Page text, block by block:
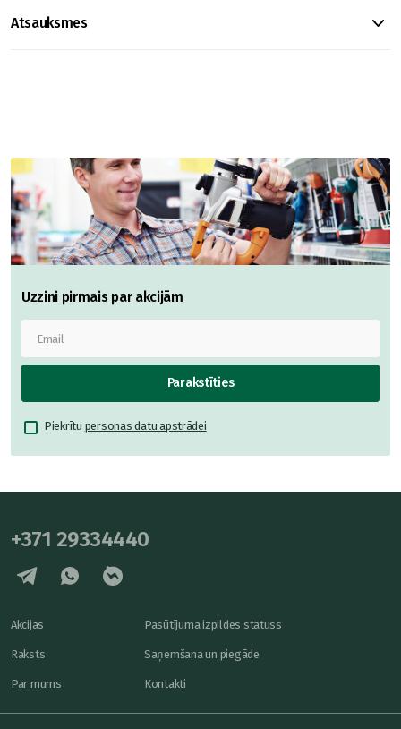
Atsauksmes
Uzzini pirmais par akcijām
Parakstīties
Piekrītu personas datu apstrādei
+371 29334440
Akcijas
Raksts
Par mums
Pasūtījuma izpildes statuss
Saņemšana un piegāde
Kontakti